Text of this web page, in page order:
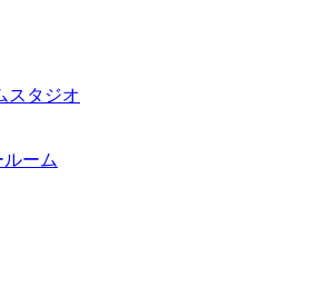
スタジオ
ーム